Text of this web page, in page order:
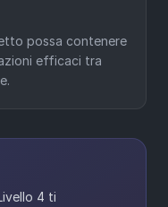
possa contenere
efficaci tra
4 ti